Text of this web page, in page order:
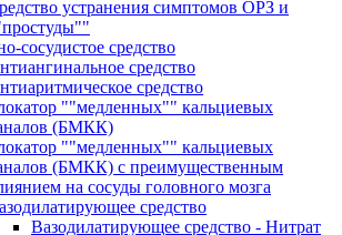
устранения симптомов ОРЗ и
сосудистое средство
средство
средство
""медленных"" кальциевых
(БМКК)
""медленных"" кальциевых
(БМКК) с преимущественным
на сосуды головного мозга
средство
Вазодилатирующее средство - Нитрат